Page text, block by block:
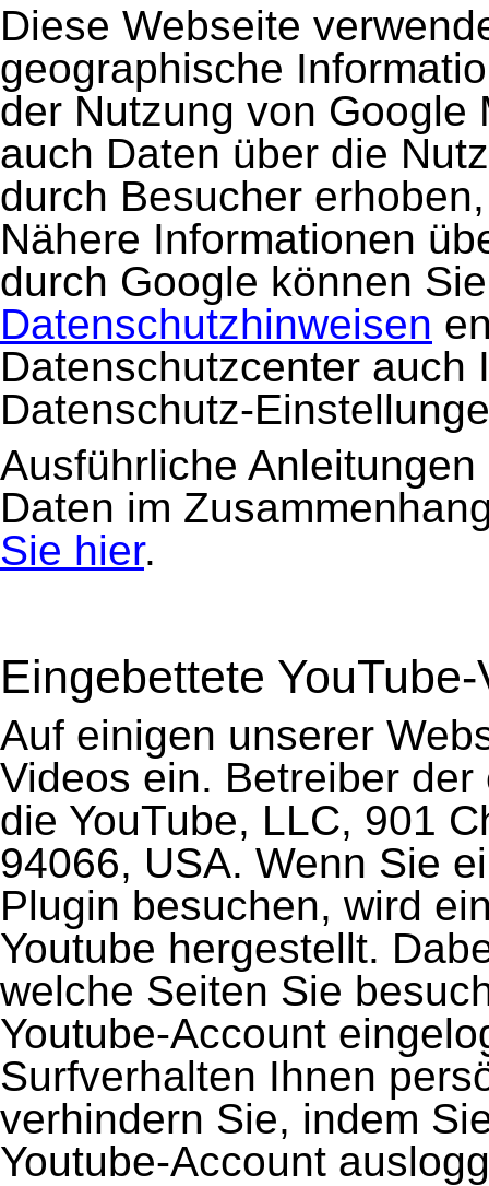
Diese Webseite
geographische
der Nutzung von Google
auch Daten über die
durch Besucher
Nähere Informationen
durch Google können
Datenschutzhinweisen
Datenschutzcenter auch
Datenschutz-
Ausführliche
Daten im
Sie hier.
Eingebettete
Auf einigen unserer
Videos ein. Betreiber
die YouTube, LLC, 901
94066, USA. Wenn Sie
Plugin besuchen, wird
Youtube hergestellt.
welche Seiten Sie
Youtube-Account
Surfverhalten Ihnen
verhindern Sie, indem
Youtube-Account